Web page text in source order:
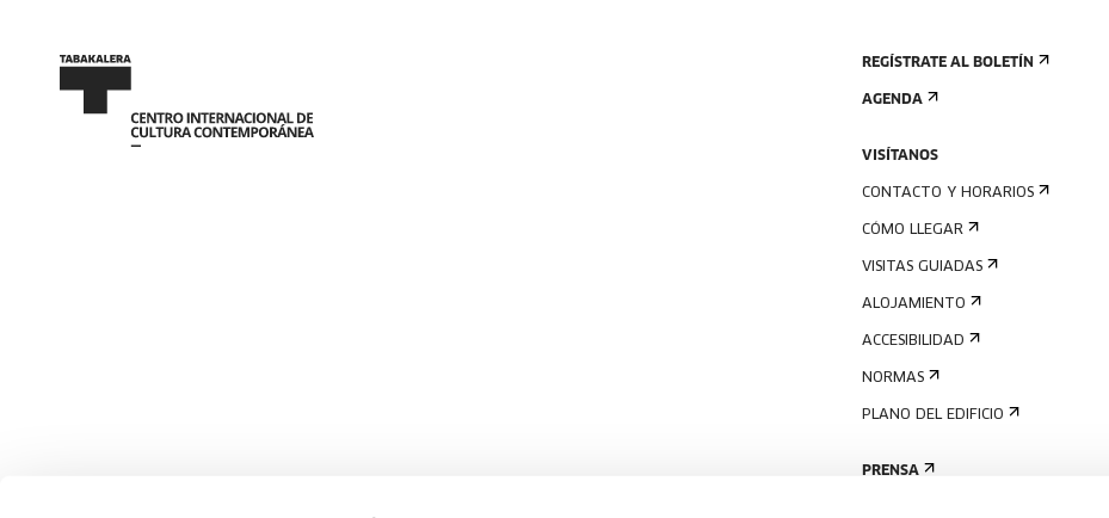
REGÍSTRATE AL BOLETÍN
AGENDA
VISÍTANOS
CONTACTO Y HORARIOS
CÓMO LLEGAR
VISITAS GUIADAS
ALOJAMIENTO
ACCESIBILIDAD
NORMAS
PLANO DEL EDIFICIO
PRENSA